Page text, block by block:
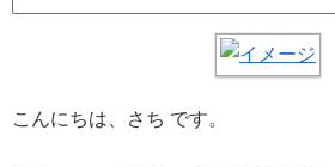
こんにちは、さち です。